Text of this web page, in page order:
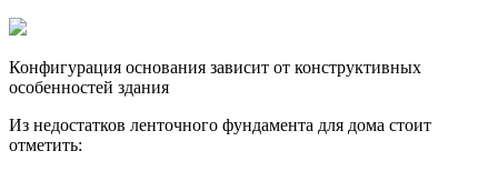
Конфигурация основания зависит от конструктивных
особенностей здания
Из недостатков ленточного фундамента для дома стоит
отметить: